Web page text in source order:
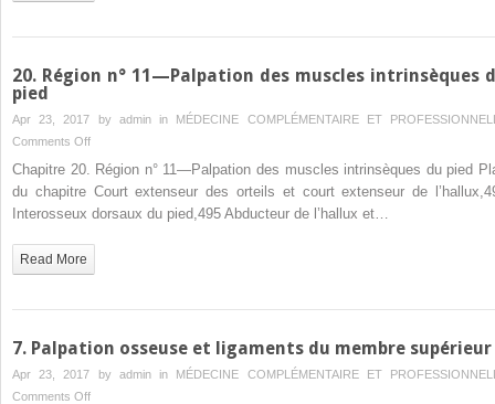
intrinsèques
20. Région n° 11—Palpation des muscles intrinsèques
pied
Apr 23, 2017 by adminin MÉDECINE COMPLÉMENTAIRE ET
Comments Offon
20.
Région
n°
Palpation
intrinsèques
pied
Chapitre 20. Région n° 11—Palpation des muscles intrinsèques du pied
du chapitre Court extenseur des orteils et court extenseur de
Interosseux dorsaux du pied,495 Abducteur de l’hallux et…
Read More
7. Palpation osseuse et ligaments du membre supérieur
Apr 23, 2017 by adminin MÉDECINE COMPLÉMENTAIRE ET
Comments Offon